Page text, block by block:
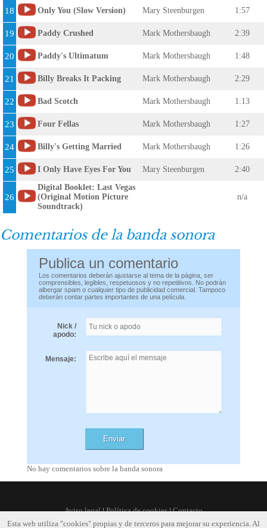
18 Only You (Slow Version) Mary Steenburgen 1:57
19 Paddy Crushed Mark Mothersbaugh 2:39
20 Paddy's Ultimatum Mark Mothersbaugh 1:48
21 Billy Breaks It Packing Mark Mothersbaugh 2:29
22 Bad Scotch Mark Mothersbaugh 1:13
23 Four Fellas Mark Mothersbaugh 1:27
24 Billy's Getting Married Mark Mothersbaugh 1:26
25 I Only Have Eyes For You Mary Steenburgen 2:40
26
Digital Booklet: Last Vegas
(Original Motion Picture
Soundtrack)
n/a
Comentarios de la banda sonora
Publica un comentario
Los comentarios deberán ajustarse al tema de la página, ser
comprensibles, legibles, respetuosos y no repetitivos. No podrán
albergar spam o cualquier tipo de publicidad comercial. Tampoco
deberán contar partes importantes de una película.
Nick /
apodo:
Mensaje:
No hay comentarios sobre la banda sonora
Aviso legal|Política de cookies|Contacto
Esta web utiliza "cookies" propias y de terceros para mejorar su experiencia. Al